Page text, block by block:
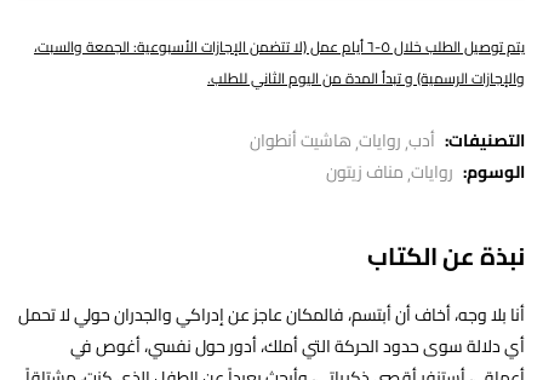
يتم توصيل الطلب خلال ٥-٦ أيام عمل (لا تتضمن الإجازات الأسبوعية: الجمعة والسبت،
والإجازات الرسمية) و تبدأ المدة من اليوم الثاني للطلب.
التصنيفات: أدب روايات هاشيت أنطوان
الوسوم: روايات مناف زيتون
نبذة عن الكتاب
أنا بلا وجه، أخاف أن أبتسم، فالمكان عاجز عن إدراكي والجدران حولي لا تحمل
أي دلالة سوى حدود الحركة التي أملك، أدور حول نفسي، أغوص في